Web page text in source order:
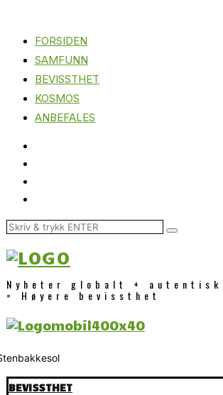
FORSIDEN
SAMFUNN
BEVISSTHET
KOSMOS
ANBEFALES
Nyheter globalt +
= Høyere bevissthet
BEVISSTHET